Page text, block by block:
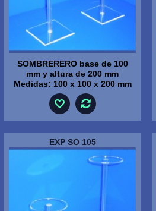
SOMBRERERO base de 100
mm y altura de 200 mm
Medidas: 100 x 100 x 200 mm
EXP SO 105